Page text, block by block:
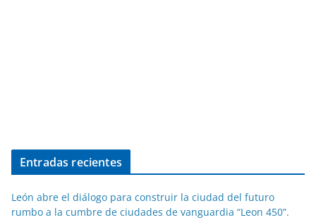
Entradas recientes
León abre el diálogo para construir la ciudad del futuro
rumbo a la cumbre de ciudades de vanguardia “Leon 450”.